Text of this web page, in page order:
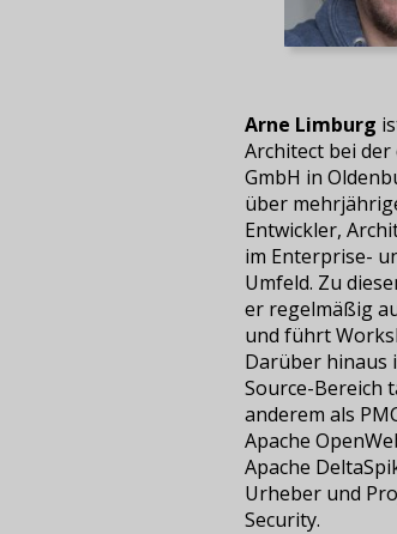
Arne Limburg
Architect bei
GmbH in
über
Entwickler,
im Enterprise-
Umfeld. Zu
er regelmäßig
und führt
Darüber hinaus
Source-Bereich
anderem als
Apache
Apache
Urheber und
Security.